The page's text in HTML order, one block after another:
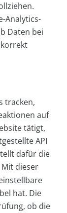
Analytics-
Daten bei
tracken,
auf
tätigt,
API
dafür die
dieser
hat. Die
ob die